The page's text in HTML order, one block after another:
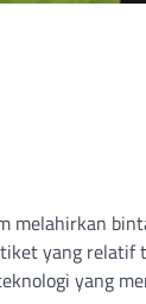
melahirkan
yang relatif
yang